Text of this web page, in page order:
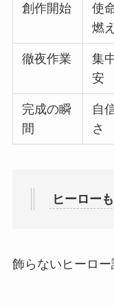
創作開始
使
燃
徹夜作業
集
安
完成の瞬
間
自
さ
ヒーロー
飾らないヒーロー